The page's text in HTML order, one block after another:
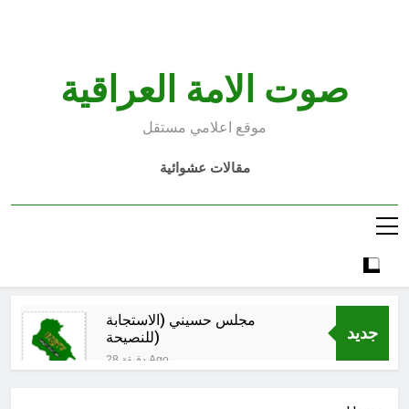
صوت الامة العراقية
موقع اعلامي مستقل
مقالات عشوائية
جديد
مجلس حسيني (الاستجابة
للنصيحة)
28 دقيقة Ago